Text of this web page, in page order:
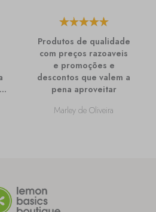
Produtos de qualidade
com preços razoaveis
e promoções e
descontos que valem a
pena aproveitar
Marley de Oliveira